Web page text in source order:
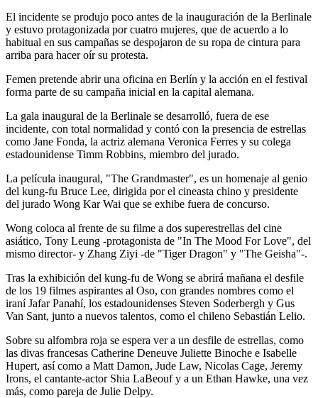
El incidente se produjo poco antes de la inauguración de la Berlinale
y estuvo protagonizada por cuatro mujeres, que de acuerdo a lo
habitual en sus campañas se despojaron de su ropa de cintura para
arriba para hacer oír su protesta.
Femen pretende abrir una oficina en Berlín y la acción en el festival
forma parte de su campaña inicial en la capital alemana.
La gala inaugural de la Berlinale se desarrolló, fuera de ese
incidente, con total normalidad y contó con la presencia de estrellas
como Jane Fonda, la actriz alemana Veronica Ferres y su colega
estadounidense Timm Robbins, miembro del jurado.
La película inaugural, "The Grandmaster", es un homenaje al genio
del kung-fu Bruce Lee, dirigida por el cineasta chino y presidente
del jurado Wong Kar Wai que se exhibe fuera de concurso.
Wong coloca al frente de su filme a dos superestrellas del cine
asiático, Tony Leung -protagonista de "In The Mood For Love", del
mismo director- y Zhang Ziyi -de "Tiger Dragon" y "The Geisha"-.
Tras la exhibición del kung-fu de Wong se abrirá mañana el desfile
de los 19 filmes aspirantes al Oso, con grandes nombres como el
iraní Jafar Panahí, los estadounidenses Steven Soderbergh y Gus
Van Sant, junto a nuevos talentos, como el chileno Sebastián Lelio.
Sobre su alfombra roja se espera ver a un desfile de estrellas, como
las divas francesas Catherine Deneuve Juliette Binoche e Isabelle
Hupert, así como a Matt Damon, Jude Law, Nicolas Cage, Jeremy
Irons, el cantante-actor Shia LaBeouf y a un Ethan Hawke, una vez
más, como pareja de Julie Delpy.